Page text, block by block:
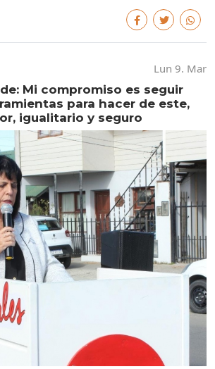
Lun 9. Mar
Mi compromiso es seguir
para hacer de este,
igualitario y seguro